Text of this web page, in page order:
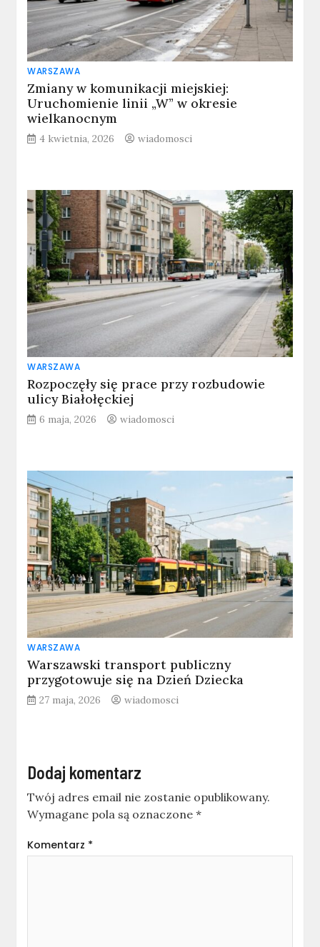
WARSZAWA
Zmiany w komunikacji miejskiej:
Uruchomienie linii „W” w okresie
wielkanocnym
4 kwietnia, 2026 wiadomosci
WARSZAWA
Rozpoczęły się prace przy rozbudowie
ulicy Białołęckiej
6 maja, 2026 wiadomosci
WARSZAWA
Warszawski transport publiczny
przygotowuje się na Dzień Dziecka
27 maja, 2026 wiadomosci
Dodaj komentarz
Twój adres email nie zostanie opublikowany.
Wymagane pola są oznaczone*
Komentarz *